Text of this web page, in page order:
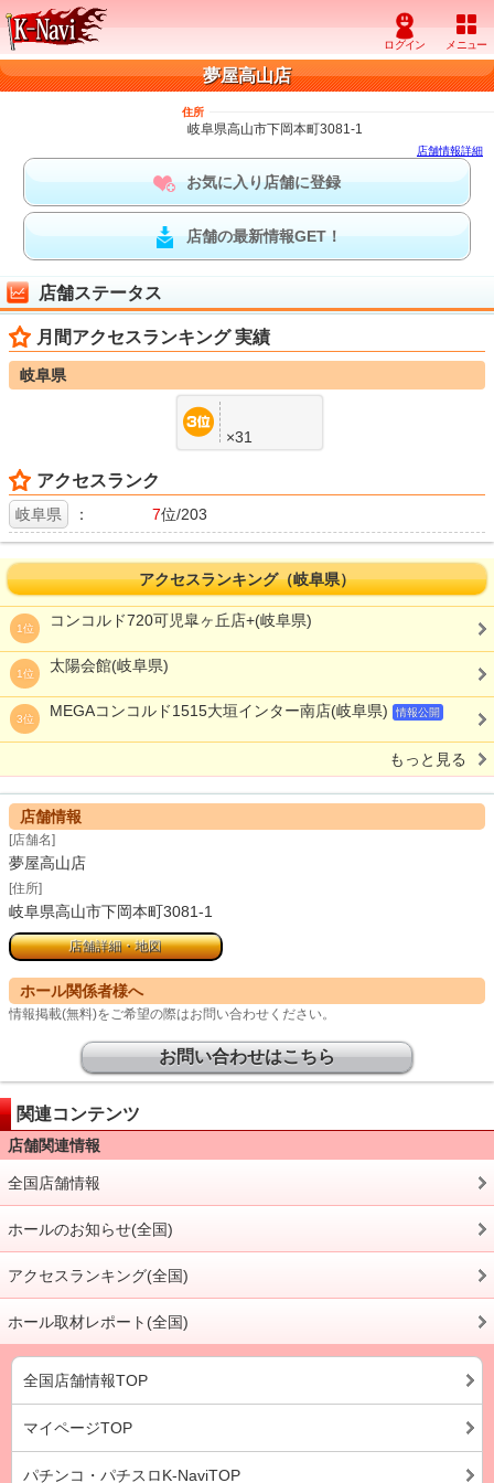
夢屋高山店
住所
岐阜県高山市下岡本町3081-1
店舗情報詳細
お気に入り店舗に登録
店舗の最新情報GET！
店舗ステータス
月間アクセスランキング 実績
岐阜県
×31
アクセスランク
岐阜県 ： 7位/203
アクセスランキング（岐阜県）
1位 コンコルド720可児皐ヶ丘店+(岐阜県)
1位 太陽会館(岐阜県)
3位 MEGAコンコルド1515大垣インター南店(岐阜県) 情報公開
もっと見る
店舗情報
[店舗名]
夢屋高山店
[住所]
岐阜県高山市下岡本町3081-1
店舗詳細・地図
ホール関係者様へ
情報掲載(無料)をご希望の際はお問い合わせください。
お問い合わせはこちら
関連コンテンツ
店舗関連情報
全国店舗情報
ホールのお知らせ(全国)
アクセスランキング(全国)
ホール取材レポート(全国)
全国店舗情報TOP
マイページTOP
パチンコ・パチスロK-NaviTOP